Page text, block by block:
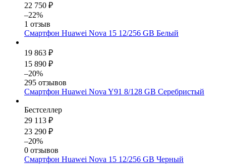
22 750 ₽
–22%
1 отзыв
Смартфон Huawei Nova 15 12/256 GB Белый
19 863 ₽
15 890 ₽
–20%
295 отзывов
Смартфон Huawei Nova Y91 8/128 GB Серебристый
Бестселлер
29 113 ₽
23 290 ₽
–20%
0 отзывов
Смартфон Huawei Nova 15 12/256 GB Черный